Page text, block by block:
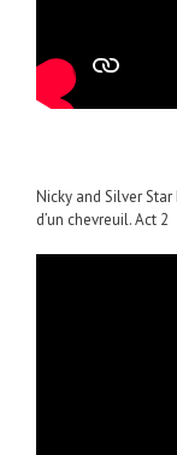
Nicky and Silver
d’un chevreuil. Act 2